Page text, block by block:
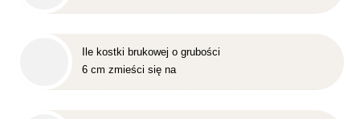
Ile kostki brukowej o grubości
6 cm zmieści się na